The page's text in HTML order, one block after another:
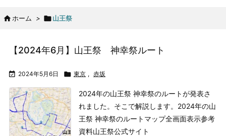
 ホーム > 山王祭
【2024年6月】山王祭 神幸祭ルート
 2024年5月6日  東京 , 赤坂
2024年の山王祭 神幸祭のルートが発表さ
れました。そこで解説します。 2024年の山
王祭 神幸祭のルートマップ全画面表示参考
資料山王祭公式サイト